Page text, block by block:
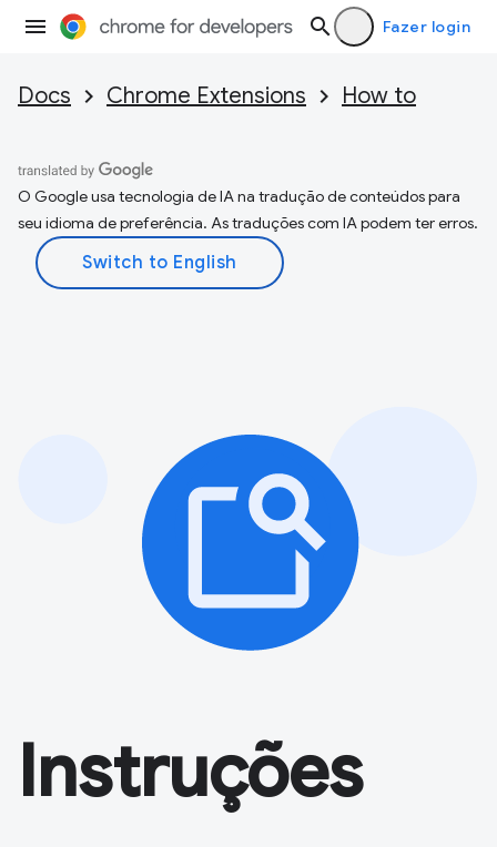
Fazer login
Docs Chrome Extensions How to
O Google usa tecnologia de IA na tradução de conteúdos para
seu idioma de preferência. As traduções com IA podem ter erros.
Instruções